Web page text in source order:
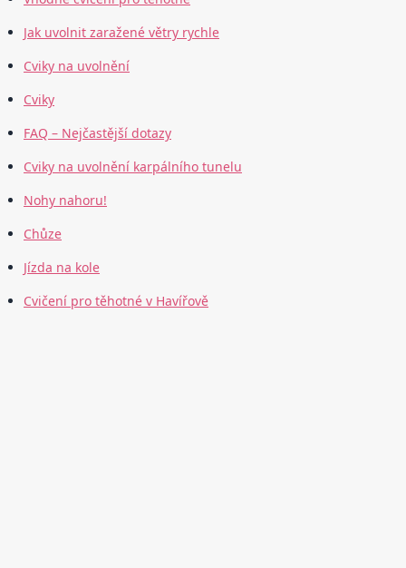
Jak uvolnit zaražené větry rychle
Cviky na uvolnění
Cviky
FAQ – Nejčastější dotazy
Cviky na uvolnění karpálního tunelu
Nohy nahoru!
Chůze
Jízda na kole
Cvičení pro těhotné v Havířově